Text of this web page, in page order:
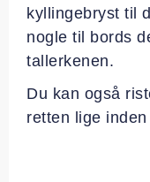
kyllingebryst til
nogle til bords
tallerkenen.
Du kan også
retten lige